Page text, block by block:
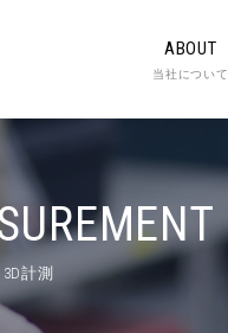
ABOUT
当社について
3D計測